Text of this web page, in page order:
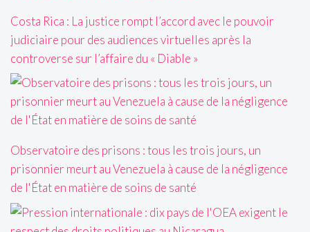
Costa Rica : La justice rompt l’accord avec le pouvoir
judiciaire pour des audiences virtuelles après la
controverse sur l’affaire du « Diable »
Observatoire des prisons : tous les trois jours, un
prisonnier meurt au Venezuela à cause de la négligence
de l'État en matière de soins de santé